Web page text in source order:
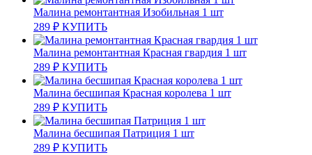
Малина ремонтантная Изобильная 1 шт
289 ₽ КУПИТЬ
Малина ремонтантная Красная гвардия 1 шт
289 ₽ КУПИТЬ
Малина бесшипая Красная королева 1 шт
289 ₽ КУПИТЬ
Малина бесшипая Патриция 1 шт
289 ₽ КУПИТЬ